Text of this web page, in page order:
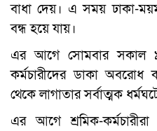
বাধা দেয়। এ সময় ঢাকা-
বন্ধ হয়ে যায়।
এর আগে সোমবার সকাল
কর্মচারীদের ডাকা অবরোধ
থেকে লাগাতার সর্বাত্মক
এর আগে শ্রমিক-কর্মচারীরা